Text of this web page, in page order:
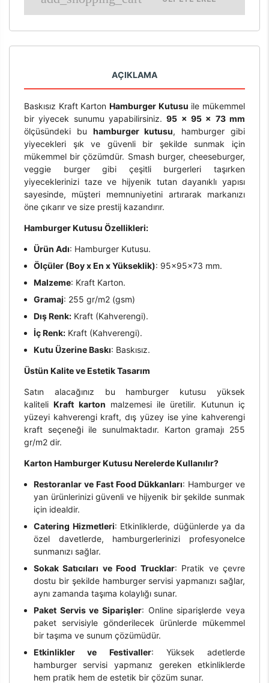
AÇIKLAMA
Baskısız Kraft Karton Hamburger Kutusu ile mükemmel
bir yiyecek sunumu yapabilirsiniz.95 x 95 x 73 mm
ölçüsündeki bu hamburger kutusu, hamburger gibi
yiyecekleri şık ve güvenli bir şekilde sunmak için
mükemmel bir çözümdür. Smash burger, cheeseburger,
veggie burger gibi çeşitli burgerleri taşırken
yiyeceklerinizi taze ve hijyenik tutan dayanıklı yapısı
sayesinde, müşteri memnuniyetini artırarak markanızı
öne çıkarır ve size prestij kazandırır.
Hamburger Kutusu Özellikleri:
Ürün Adı: Hamburger Kutusu.
Ölçüler (Boy x En x Yükseklik): 95x95x73 mm.
Malzeme: Kraft Karton.
Gramaj: 255 gr/m2 (gsm)
Dış Renk:Kraft (Kahverengi).
İç Renk:Kraft (Kahverengi).
Kutu Üzerine Baskı: Baskısız.
Üstün Kalite ve Estetik Tasarım
Satın alacağınız bu hamburger kutusu yüksek
kaliteliKraft karton malzemesi ile üretilir. Kutunun iç
yüzeyi kahverengi kraft, dış yüzey ise yine kahverengi
kraft seçeneği ile sunulmaktadır. Karton gramajı 255
gr/m2 dir.
Karton Hamburger Kutusu Nerelerde Kullanılır?
Restoranlar ve Fast Food Dükkanları: Hamburger ve
yan ürünlerinizi güvenli ve hijyenik bir şekilde sunmak
için idealdir.
Catering Hizmetleri: Etkinliklerde, düğünlerde ya da
özel davetlerde, hamburgerlerinizi profesyonelce
sunmanızı sağlar.
Sokak Satıcıları ve Food Trucklar: Pratik ve çevre
dostu bir şekilde hamburger servisi yapmanızı sağlar,
aynı zamanda taşıma kolaylığı sunar.
Paket Servis ve Siparişler: Online siparişlerde veya
paket servisiyle gönderilecek ürünlerde mükemmel
bir taşıma ve sunum çözümüdür.
Etkinlikler ve Festivaller: Yüksek adetlerde
hamburger servisi yapmanız gereken etkinliklerde
hem pratik hem de estetik bir çözüm sunar.